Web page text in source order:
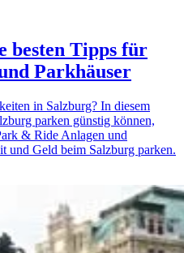
besten Tipps für
Parkhäuser
in Salzburg? In diesem
parken günstig können,
& Ride Anlagen und
und Geld beim Salzburg parken.